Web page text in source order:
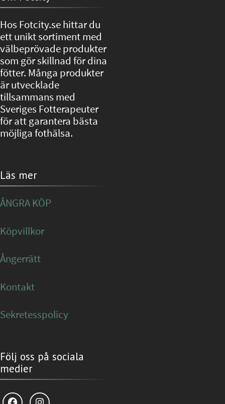
Hos Fotcity.se hittar du
ett unikt sortiment med
välbeprövade produkter
som gör skillnad för dina
fötter. Många produkter
är utvecklade
tillsammans med
Sveriges Fotterapeuter
för att garantera bästa
möjliga fothälsa.
Läs mer
ÅNGRA KÖP
Köpvillkor
Ångerrätt
Kontakt
Sekretesspolicy
Följ oss på sociala
medier